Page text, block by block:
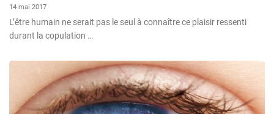
14 mai 2017
L’être humain ne serait pas le seul à connaître ce plaisir ressenti
durant la copulation …